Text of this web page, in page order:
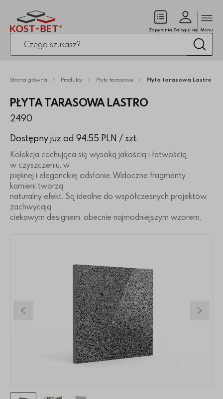
Po kliknięciu przycisku fraza zostanie wyszukana
Zapytania
(pusty)Zaloguj się Menu
Strona główna Produkty Płyty tarasowe Płyta tarasowa Lastro
PŁYTA TARASOWA LASTRO
2490
Dostępny już od 94.55 PLN / szt.
Kolekcja cechująca się wysoką jakością i łatwością
w czyszczeniu, w
pięknej i eleganckiej odsłonie. Widoczne fragmenty
kamieni tworzą
naturalny efekt. Są idealne do współczesnych projektów,
zachwycają
ciekawym designem, obecnie najmodniejszym wzorem.
Poprzedni slajd